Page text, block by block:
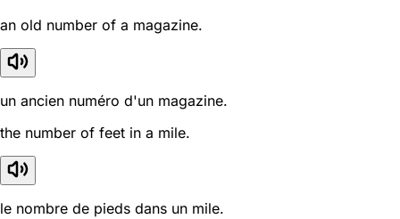
an old number of a magazine.
un ancien numéro d'un magazine.
the number of feet in a mile.
le nombre de pieds dans un mile.